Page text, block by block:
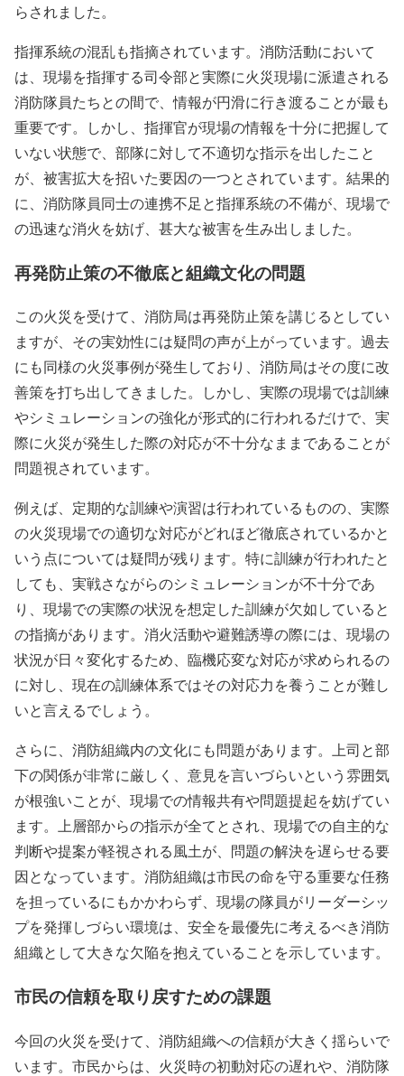
らされました。
指揮系統の混乱も指摘されています。消防活動において
は、現場を指揮する司令部と実際に火災現場に派遣される
消防隊員たちとの間で、情報が円滑に行き渡ることが最も
重要です。しかし、指揮官が現場の情報を十分に把握して
いない状態で、部隊に対して不適切な指示を出したこと
が、被害拡大を招いた要因の一つとされています。結果的
に、消防隊員同士の連携不足と指揮系統の不備が、現場で
の迅速な消火を妨げ、甚大な被害を生み出しました。
再発防止策の不徹底と組織文化の問題
この火災を受けて、消防局は再発防止策を講じるとしてい
ますが、その実効性には疑問の声が上がっています。過去
にも同様の火災事例が発生しており、消防局はその度に改
善策を打ち出してきました。しかし、実際の現場では訓練
やシミュレーションの強化が形式的に行われるだけで、実
際に火災が発生した際の対応が不十分なままであることが
問題視されています。
例えば、定期的な訓練や演習は行われているものの、実際
の火災現場での適切な対応がどれほど徹底されているかと
いう点については疑問が残ります。特に訓練が行われたと
しても、実戦さながらのシミュレーションが不十分であ
り、現場での実際の状況を想定した訓練が欠如していると
の指摘があります。消火活動や避難誘導の際には、現場の
状況が日々変化するため、臨機応変な対応が求められるの
に対し、現在の訓練体系ではその対応力を養うことが難し
いと言えるでしょう。
さらに、消防組織内の文化にも問題があります。上司と部
下の関係が非常に厳しく、意見を言いづらいという雰囲気
が根強いことが、現場での情報共有や問題提起を妨げてい
ます。上層部からの指示が全てとされ、現場での自主的な
判断や提案が軽視される風土が、問題の解決を遅らせる要
因となっています。消防組織は市民の命を守る重要な任務
を担っているにもかかわらず、現場の隊員がリーダーシッ
プを発揮しづらい環境は、安全を最優先に考えるべき消防
組織として大きな欠陥を抱えていることを示しています。
市民の信頼を取り戻すための課題
今回の火災を受けて、消防組織への信頼が大きく揺らいで
います。市民からは、火災時の初動対応の遅れや、消防隊